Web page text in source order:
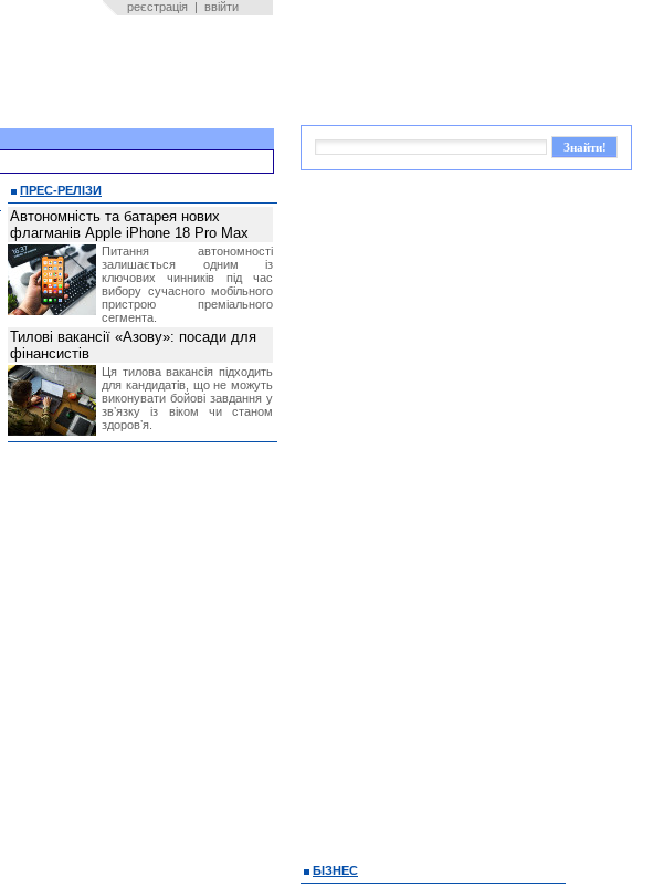
реєстрація | ввійти
ПРЕС-РЕЛІЗИ
Автономність та батарея нових
флагманів Apple iPhone 18 Pro Max
Питання автономності
залишається одним із
ключових чинників під час
вибору сучасного мобільного
пристрою преміального
сегмента.
Тилові вакансії «Азову»: посади для
фінансистів
Ця тилова вакансія підходить
для кандидатів, що не можуть
виконувати бойові завдання у
звʼязку із віком чи станом
здоровʼя.
БІЗНЕС